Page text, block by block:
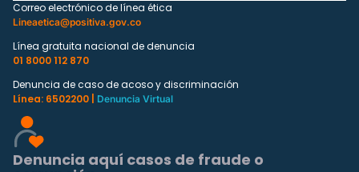
Correo electrónico de línea ética
Lineaetica@positiva.gov.co
Línea gratuita nacional de denuncia
01 8000 112 870
Denuncia de caso de acoso y discriminación
Línea: 6502200 |
Denuncia Virtual
Denuncia aquí casos de fraude o